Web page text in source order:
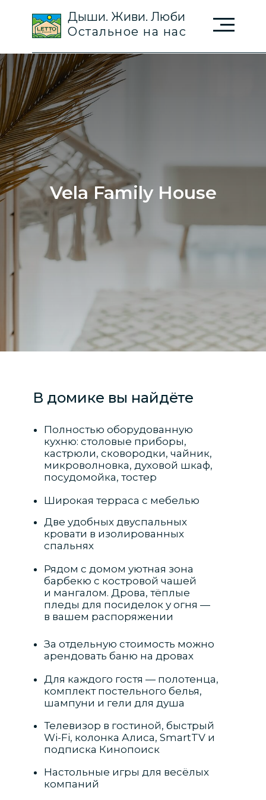
Дыши. Живи. Люби
Остальное на нас
Vela Family House
В домике вы найдёте
Полностью оборудованную
кухню: столовые приборы,
кастрюли, сковородки, чайник,
микроволновка, духовой шкаф,
посудомойка, тостер
Широкая терраса с мебелью
Две удобных двуспальных
кровати в изолированных
спальнях
Рядом с домом уютная зона
барбекю с костровой чашей
и мангалом. Дрова, тёплые
пледы для посиделок у огня —
в вашем распоряжении
За отдельную стоимость можно
арендовать баню на дровах
Для каждого гостя — полотенца,
комплект постельного белья,
шампуни и гели для душа
Телевизор в гостиной, быстрый
Wi-Fi, колонка Алиса, SmartTV и
подписка Кинопоиск
Настольные игры для весёлых
компаний